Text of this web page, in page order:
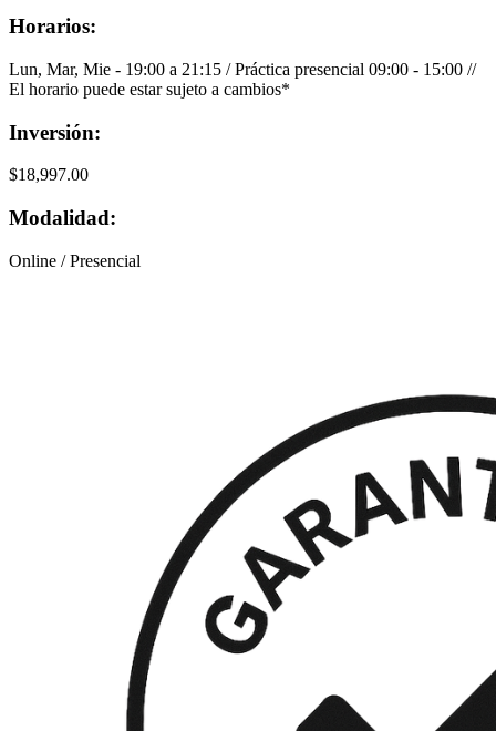
Horarios:
Lun, Mar, Mie - 19:00 a 21:15 / Práctica presencial 09:00 - 15:00 //
El horario puede estar sujeto a cambios*
Inversión:
$18,997.00
Modalidad:
Online / Presencial